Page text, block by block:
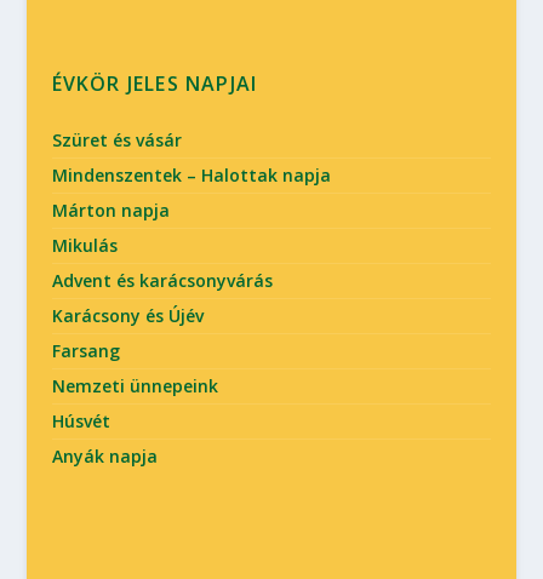
ÉVKÖR JELES NAPJAI
Szüret és vásár
Mindenszentek – Halottak napja
Márton napja
Mikulás
Advent és karácsonyvárás
Karácsony és Újév
Farsang
Nemzeti ünnepeink
Húsvét
Anyák napja